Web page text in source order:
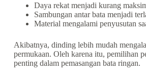
Daya rekat menjadi kurang
Sambungan antar bata menjadi
Material mengalami penyusutan
Akibatnya, dinding lebih mudah
permukaan. Oleh karena itu, pemilihan
penting dalam pemasangan bata ringan.